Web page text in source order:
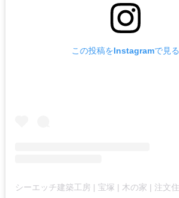
この投稿をInstagramで見る